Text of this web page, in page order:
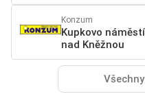
Konzum
Kupkovo
nad Kněžnou